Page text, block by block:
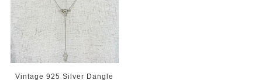
Vintage 925 Silver Dangle